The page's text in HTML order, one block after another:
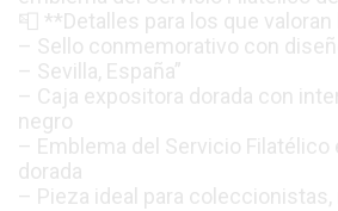
📮 **Detalles para los que
– Sello conmemorativo con
– Sevilla, España”
– Caja expositora dorada con
negro
– Emblema del Servicio Filatélico
dorada
– Pieza ideal para